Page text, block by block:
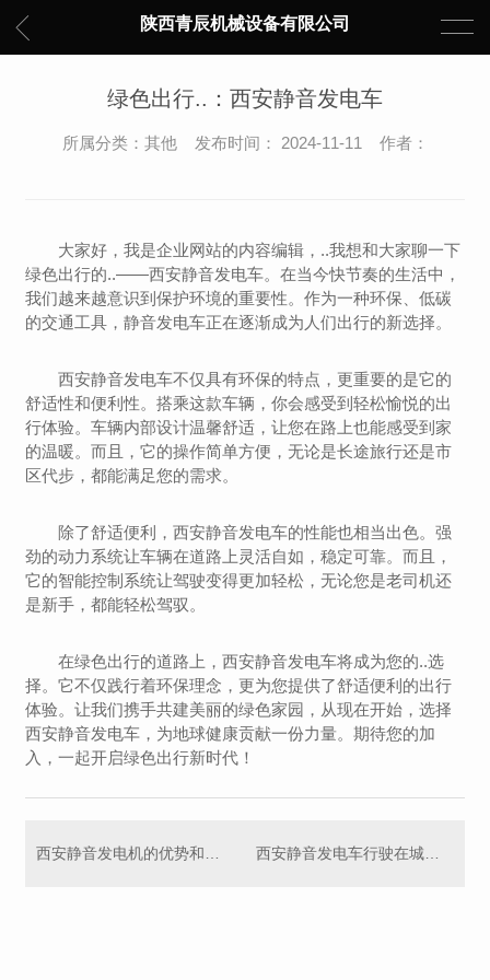
陕西青辰机械设备有限公司
绿色出行..：西安静音发电车
所属分类：其他 发布时间： 2024-11-11 作者：
大家好，我是企业网站的内容编辑，..我想和大家聊一下
绿色出行的..——西安静音发电车。在当今快节奏的生活中，
我们越来越意识到保护环境的重要性。作为一种环保、低碳
的交通工具，静音发电车正在逐渐成为人们出行的新选择。
西安静音发电车不仅具有环保的特点，更重要的是它的
舒适性和便利性。搭乘这款车辆，你会感受到轻松愉悦的出
行体验。车辆内部设计温馨舒适，让您在路上也能感受到家
的温暖。而且，它的操作简单方便，无论是长途旅行还是市
区代步，都能满足您的需求。
除了舒适便利，西安静音发电车的性能也相当出色。强
劲的动力系统让车辆在道路上灵活自如，稳定可靠。而且，
它的智能控制系统让驾驶变得更加轻松，无论您是老司机还
是新手，都能轻松驾驭。
在绿色出行的道路上，西安静音发电车将成为您的..选
择。它不仅践行着环保理念，更为您提供了舒适便利的出行
体验。让我们携手共建美丽的绿色家园，从现在开始，选择
西安静音发电车，为地球健康贡献一份力量。期待您的加
入，一起开启绿色出行新时代！